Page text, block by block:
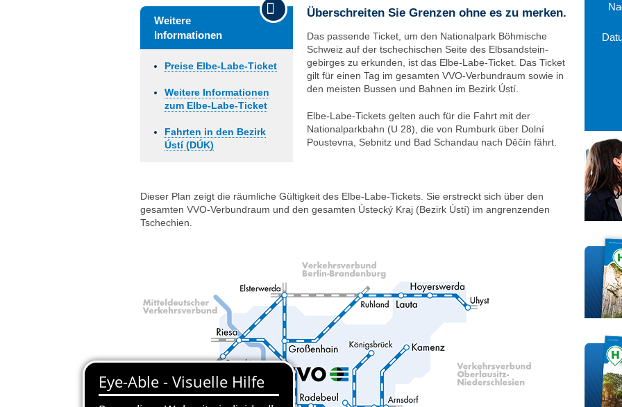
Weitere
Informationen
Preise Elbe-Labe-Ticket
Weitere Informationen
zum Elbe-Labe-Ticket
Fahrten in den Bezirk
Ústí (DÚK)
Überschreiten Sie Grenzen ohne es zu merken.
Das passende Ticket, um den Nationalpark Böhmische
Schweiz auf der tschechischen Seite des Elbsand­stein­
gebirges zu erkunden, ist das Elbe-Labe-Ticket. Das Ticket
gilt für einen Tag im gesamten VVO-Verbundraum sowie in
den meisten Bussen und Bahnen im Bezirk Ústí.
Elbe-Labe-Tickets gelten auch für die Fahrt mit der
Nationalparkbahn (U 28), die von Rumburk über Dolní
Poustevna, Sebnitz und Bad Schandau nach Děčín fährt.
Dieser Plan zeigt die räumliche Gültigkeit des Elbe-Labe-Tickets. Sie erstreckt sich über den
gesamten VVO-Verbundraum und den gesamten Ústecký Kraj (Bezirk Ústí) im angrenzenden
Tschechien.
11 12
18 19
25 26
2